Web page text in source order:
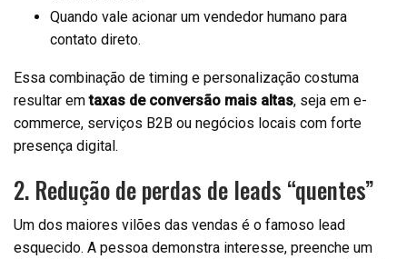
Quando vale acionar um vendedor humano para
contato direto.
Essa combinação de timing e personalização costuma
resultar emtaxas de conversão mais altas, seja em e-
commerce, serviços B2B ou negócios locais com forte
presença digital.
2. Redução de perdas de leads “quentes”
Um dos maiores vilões das vendas é o famoso lead
esquecido. A pessoa demonstra interesse, preenche um